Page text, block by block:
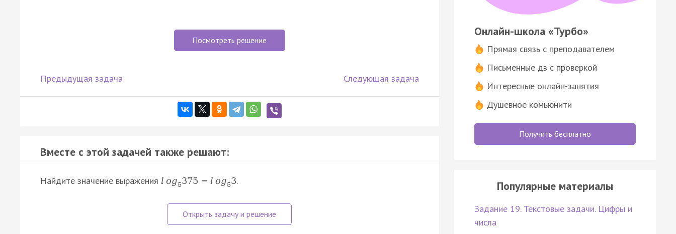
Посмотреть решение
Предыдущая задача Следующая задача
Вместе с этой задачей также решают:
Найдите значение выражения l og5375 − l og53.
Онлайн-школа «Турбо»
Прямая связь с преподавателем
Письменные дз с проверкой
Интересные онлайн-занятия
Душевное комьюнити
Получить бесплатно
Популярные материалы
Задание 19. Текстовые задачи. Цифры и
числа